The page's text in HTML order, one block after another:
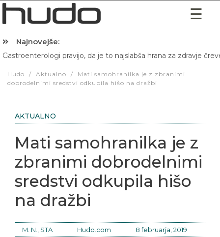
Najnovejše:
Gastroenterologi pravijo, da je to najslabša hrana za zdravje
Hudo / Aktualno /
Mati samohranilka je z zbranimi
dobrodelnimi sredstvi odkupila hišo na dražbi
AKTUALNO
Mati samohranilka je z
zbranimi dobrodelnimi
sredstvi odkupila hišo
na dražbi
M. N., STA Hudo.com 8 februarja, 2019